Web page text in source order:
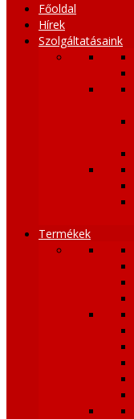
Főoldal
Hírek
Szolgáltatásaink
Termékek